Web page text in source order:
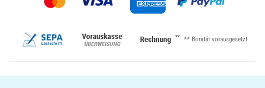
** ** Bonität vorausgesetzt